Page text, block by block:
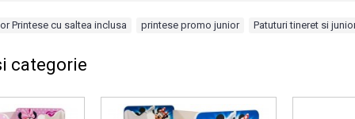
Printese cu saltea inclusa printese promo junior Patuturi tineret si
categorie